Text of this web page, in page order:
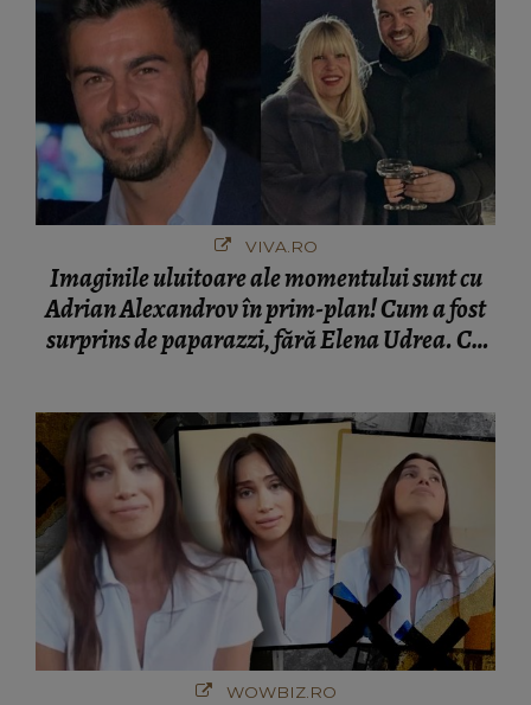
VIVA.RO
Imaginile uluitoare ale momentului sunt cu
Adrian Alexandrov în prim-plan! Cum a fost
surprins de paparazzi, fără Elena Udrea. Cu
WOWBIZ.RO